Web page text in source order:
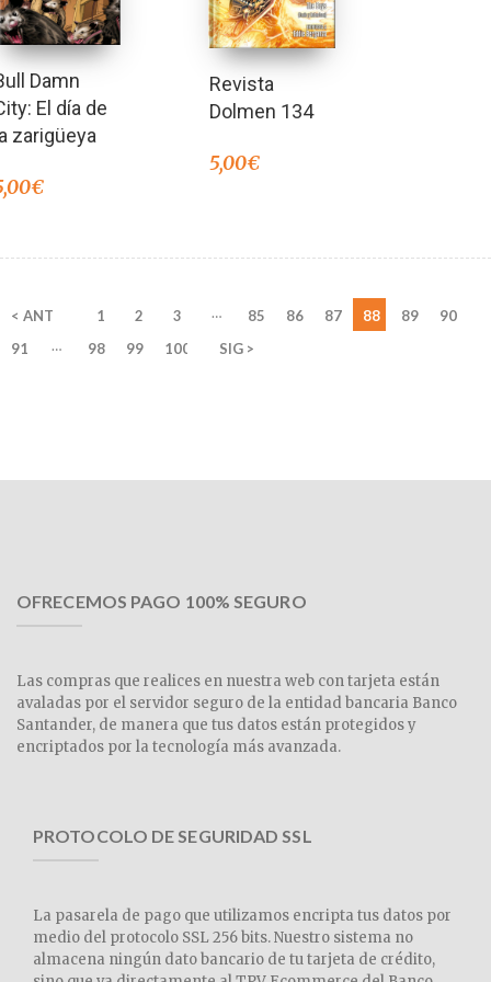
Damn
El día de
zarigüeya
€
Revista
Dolmen 134
5,00€
< ANT 1 2 3 … 85 86 87 88 89
90
91
… 98 99 100 SIG >
OFRECEMOS PAGO 100% SEGURO
Las compras que realices en nuestra web con tarjeta están
avaladas por el servidor seguro de la entidad bancaria Banco
Santander, de manera que tus datos están protegidos y
encriptados por la tecnología más avanzada.
PROTOCOLO DE SEGURIDAD SSL
La pasarela de pago que utilizamos encripta tus datos por
medio del protocolo SSL 256 bits. Nuestro sistema no
almacena ningún dato bancario de tu tarjeta de crédito,